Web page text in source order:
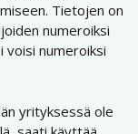
Tietojen on
numeroiksi
voisi numeroiksi
yrityksessä ole